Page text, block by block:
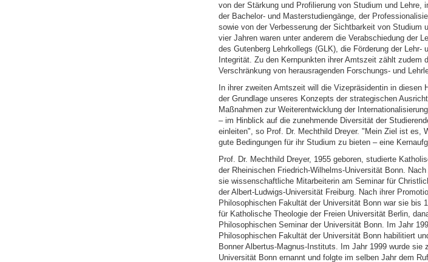
von der Stärkung und Profilierung von Studium und Lehre,
der Bachelor- und Masterstudiengänge, der
sowie von der Verbesserung der Sichtbarkeit von Studium
vier Jahren waren unter anderem die Verabschiedung der
des Gutenberg Lehrkollegs (GLK), die Förderung der
Integrität. Zu den Kernpunkten ihrer Amtszeit zählt zudem
Verschränkung von herausragenden Forschungs- und
In ihrer zweiten Amtszeit will die Vizepräsidentin in diesen
der Grundlage unseres Konzepts der strategischen
Maßnahmen zur Weiterentwicklung der
– im Hinblick auf die zunehmende Diversität der
einleiten", so Prof. Dr. Mechthild Dreyer. "Mein Ziel ist es,
gute Bedingungen für ihr Studium zu bieten – eine
Prof. Dr. Mechthild Dreyer, 1955 geboren, studierte
der Rheinischen Friedrich-Wilhelms-Universität Bonn.
sie wissenschaftliche Mitarbeiterin am Seminar für
der Albert-Ludwigs-Universität Freiburg. Nach ihrer
Philosophischen Fakultät der Universität Bonn war sie bis
für Katholische Theologie der Freien Universität Berlin,
Philosophischen Seminar der Universität Bonn. Im Jahr
Philosophischen Fakultät der Universität Bonn habilitiert
Bonner Albertus-Magnus-Instituts. Im Jahr 1999 wurde sie
Universität Bonn ernannt und folgte im selben Jahr dem